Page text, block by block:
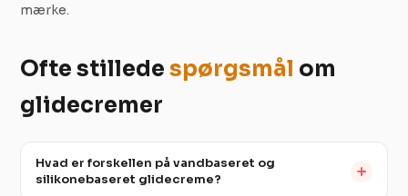
mærke.
Ofte stillede spørgsmål om
glidecremer
Hvad er forskellen på vandbaseret og
silikonebaseret glidecreme?